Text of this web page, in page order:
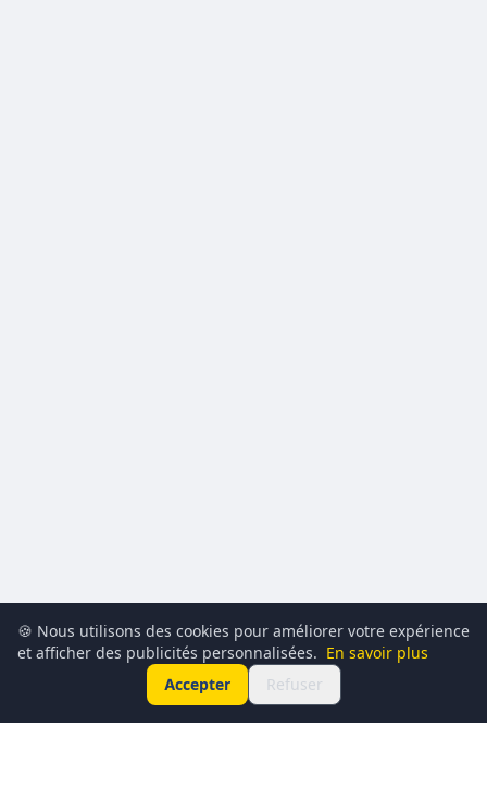
🍪 Nous utilisons des cookies pour améliorer votre expérience
et afficher des publicités personnalisées. En savoir plus
Accepter
Refuser